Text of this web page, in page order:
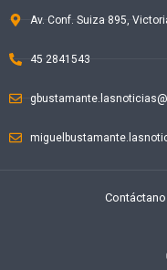
Av. Conf. Suiza 895,
45 2841543